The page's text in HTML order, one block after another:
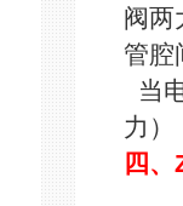
阀两
管腔
当
力）
四